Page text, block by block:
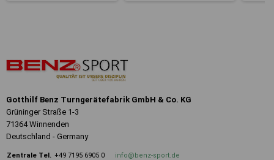
Gotthilf Benz Turngerätefabrik GmbH & Co. KG
Grüninger Straße 1-3
71364 Winnenden
Deutschland - Germany
Zentrale Tel. +49 7195 6905 0
info@benz-sport.de